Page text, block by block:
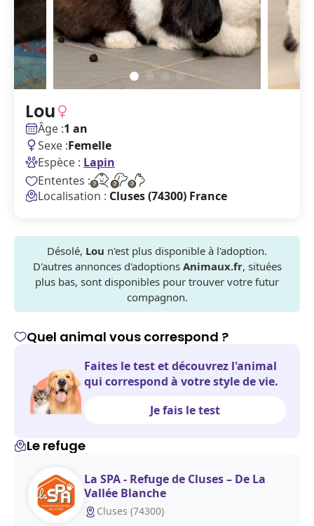
Lou
Âge :1 an
Sexe :Femelle
Espèce : Lapin
Ententes :
Localisation : Cluses (74300) France
Désolé, Lou n'est plus disponible à l'adoption.
D'autres annonces d'adoptions Animaux.fr, situées
plus bas, sont disponibles pour trouver votre futur
compagnon.
Quel animal vous correspond ?
Faites le test et découvrez l'animal
qui correspond à votre style de vie.
Je fais le test
Le refuge
La SPA - Refuge de Cluses – De La
Vallée Blanche
Cluses (74300)